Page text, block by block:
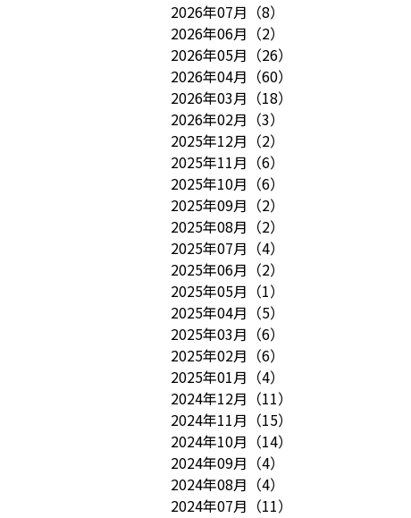
2026年07月 （8）
2026年06月 （2）
2026年05月 （26）
2026年04月 （60）
2026年03月 （18）
2026年02月 （3）
2025年12月 （2）
2025年11月 （6）
2025年10月 （6）
2025年09月 （2）
2025年08月 （2）
2025年07月 （4）
2025年06月 （2）
2025年05月 （1）
2025年04月 （5）
2025年03月 （6）
2025年02月 （6）
2025年01月 （4）
2024年12月 （11）
2024年11月 （15）
2024年10月 （14）
2024年09月 （4）
2024年08月 （4）
2024年07月 （11）